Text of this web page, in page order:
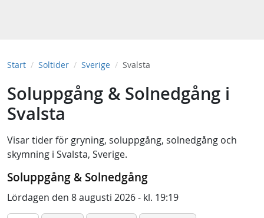
Start Soltider Sverige Svalsta
Soluppgång & Solnedgång i
Svalsta
Visar tider för gryning, soluppgång, solnedgång och
skymning i Svalsta, Sverige.
Soluppgång & Solnedgång
Lördagen den 8 augusti 2026 - kl. 19:19